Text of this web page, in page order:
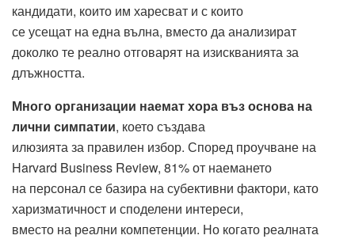
кандидати, които им харесват и с които
се усещат на една вълна, вместо да анализират
доколко те реално отговарят на изискванията за
длъжността.
Много организации наемат хора въз основа на
лични симпатии, което създава
илюзията за правилен избор. Според проучване на
Harvard Business Review, 81% от наемането
на персонал се базира на субективни фактори, като
харизматичност и споделени интереси,
вместо на реални компетенции. Но когато реалната